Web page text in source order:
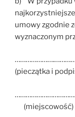
umowy zgodnie
wyznaczonym
(pieczątka i
(miejscowość)